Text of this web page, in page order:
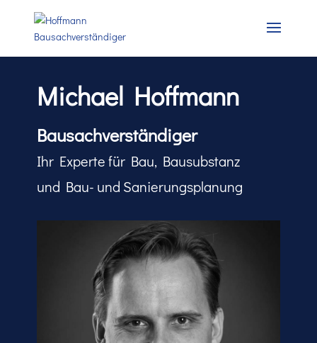
Michael Hoffmann
Bausachverständiger
Ihr Experte für Bau, Bausubstanz
und Bau- und Sanierungsplanung